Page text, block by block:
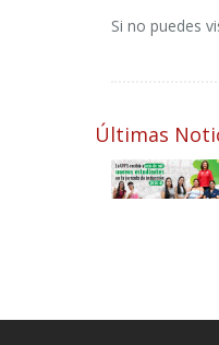
Si no puedes
Últimas